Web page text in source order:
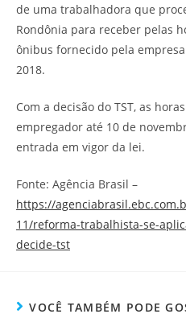
de uma trabalhadora que
Rondônia para receber pelas
ônibus fornecido pela
2018.
Com a decisão do TST, as
empregador até 10 de
entrada em vigor da lei.
Fonte: Agência Brasil –
https://
11/reforma-trabalhista-se-
decide-tst
VOCÊ TAMBÉM PODE